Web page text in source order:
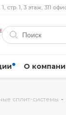
стр. 1, 3 этаж, 311
О
сплит-системы -